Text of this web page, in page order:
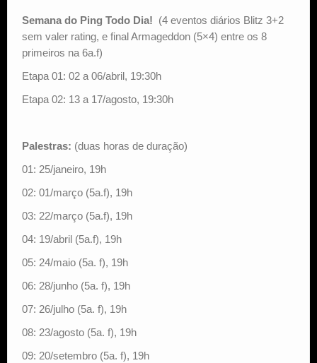
Semana do Ping Todo Dia! (4 eventos diários Blitz 3+2
sem valer rating, e final Armageddon (5×4) entre os 8
primeiros na 6a.f)
Etapa 01: 02 a 06/abril, 19:30h
Etapa 02: 13 a 17/agosto, 19:30h
Palestras: (duas horas de duração)
01: 25/janeiro, 19h
02: 01/março (5a.f), 19h
03: 22/março (5a.f), 19h
04: 19/abril (5a.f), 19h
05: 24/maio (5a. f), 19h
06: 28/junho (5a. f), 19h
07: 26/julho (5a. f), 19h
08: 23/agosto (5a. f), 19h
09: 20/setembro (5a. f), 19h